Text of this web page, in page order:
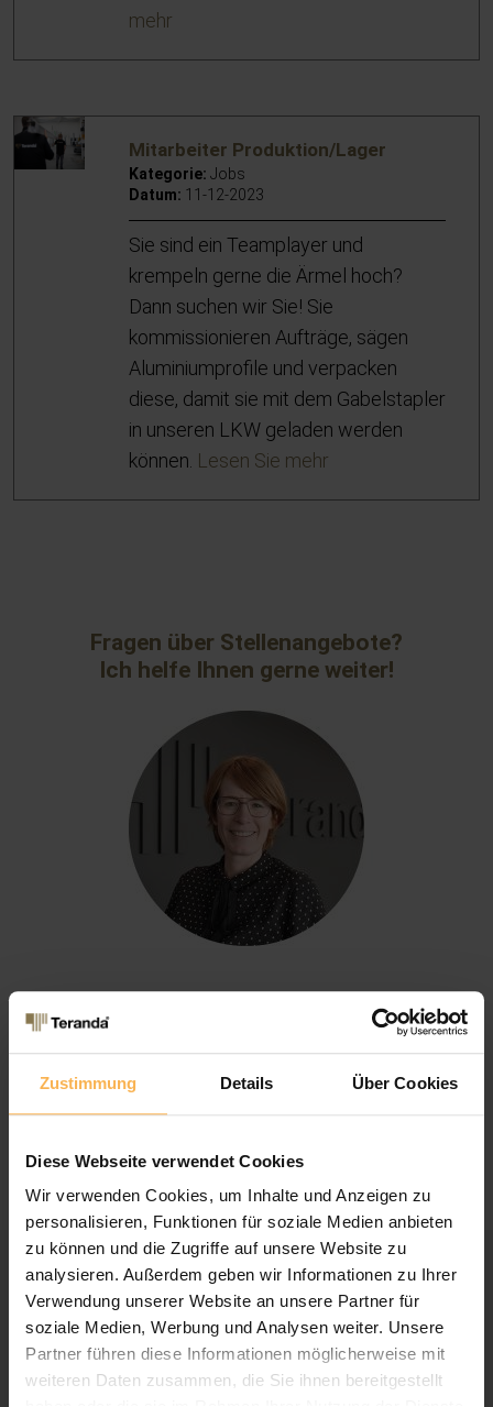
Zustimmung Details Über Cookies
Diese Webseite verwendet Cookies
Wir verwenden Cookies, um Inhalte und Anzeigen zu
personalisieren, Funktionen für soziale Medien anbieten
zu können und die Zugriffe auf unsere Website zu
analysieren. Außerdem geben wir Informationen zu Ihrer
Verwendung unserer Website an unsere Partner für
soziale Medien, Werbung und Analysen weiter. Unsere
Partner führen diese Informationen möglicherweise mit
weiteren Daten zusammen, die Sie ihnen bereitgestellt
mehr
Mitarbeiter Produktion/Lager
Kategorie: Jobs
Datum: 11-12-2023
Sie sind ein Teamplayer und
krempeln gerne die Ärmel hoch?
Dann suchen wir Sie! Sie
kommissionieren Aufträge, sägen
Aluminiumprofile und verpacken
diese, damit sie mit dem Gabelstapler
in unseren LKW geladen werden
können. Lesen Sie mehr
Fragen über Stellenangebote?
Ich helfe Ihnen gerne weiter!
Das Unternehmen
Über Teranda